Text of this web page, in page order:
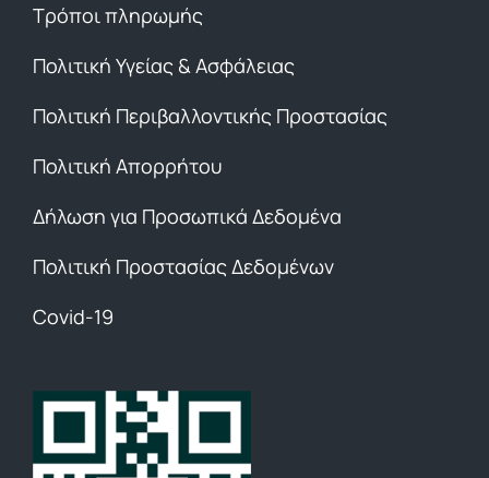
Τρόποι πληρωμής
Πολιτική Υγείας & Ασφάλειας
Πολιτική Περιβαλλοντικής Προστασίας
Πολιτική Απορρήτου
Δήλωση για Προσωπικά Δεδομένα
Πολιτική Προστασίας Δεδομένων
Covid-19